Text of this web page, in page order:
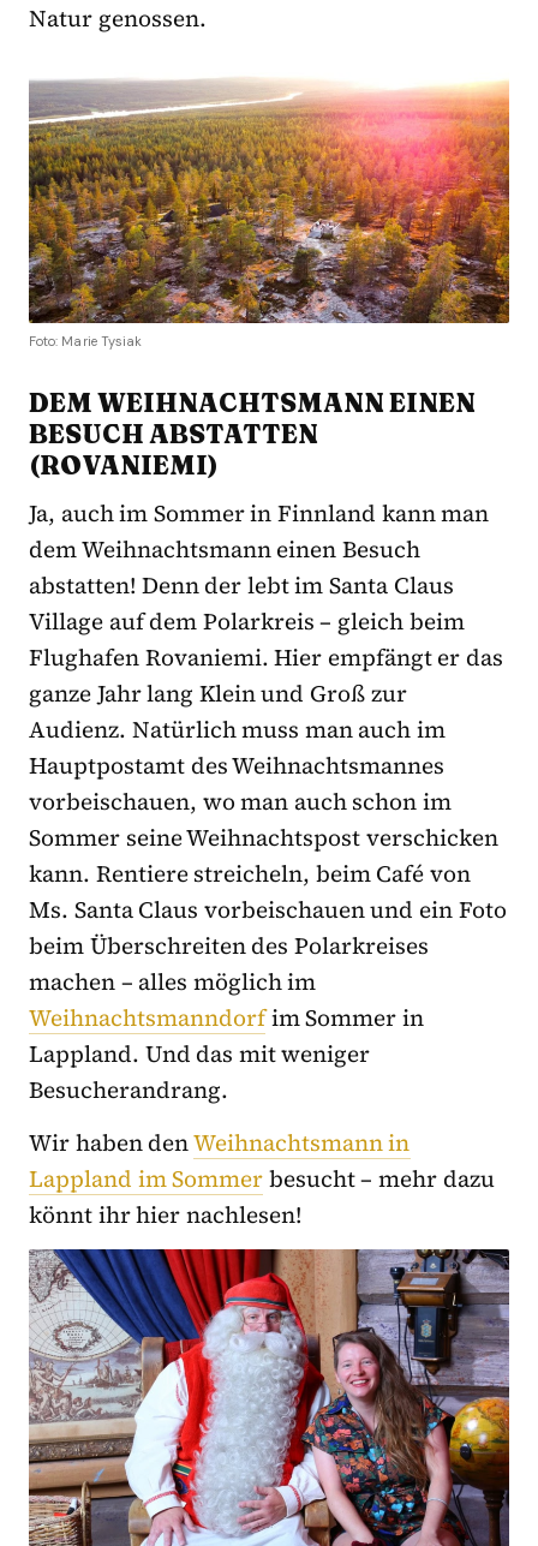
Natur genossen.
Foto: Marie Tysiak
DEM WEIHNACHTSMANN EINEN
BESUCH ABSTATTEN
(ROVANIEMI)
Ja, auch im Sommer in Finnland kann man
dem Weihnachtsmann einen Besuch
abstatten! Denn der lebt im Santa Claus
Village auf dem Polarkreis – gleich beim
Flughafen Rovaniemi. Hier empfängt er das
ganze Jahr lang Klein und Groß zur
Audienz. Natürlich muss man auch im
Hauptpostamt des Weihnachtsmannes
vorbeischauen, wo man auch schon im
Sommer seine Weihnachtspost verschicken
kann. Rentiere streicheln, beim Café von
Ms. Santa Claus vorbeischauen und ein Foto
beim Überschreiten des Polarkreises
machen – alles möglich im
Weihnachtsmanndorfim Sommer in
Lappland. Und das mit weniger
Besucherandrang.
Wir haben denWeihnachtsmann in
Lappland im Sommerbesucht – mehr dazu
könnt ihr hier nachlesen!